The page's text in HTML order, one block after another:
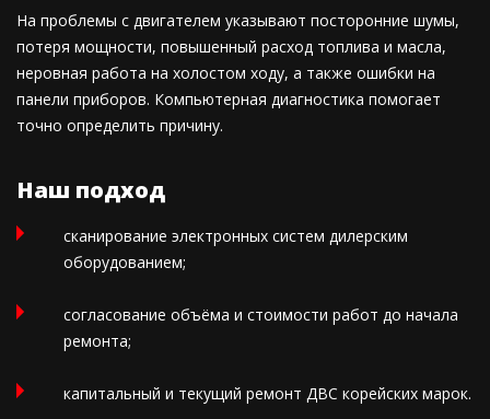
На проблемы с двигателем указывают посторонние шумы,
потеря мощности, повышенный расход топлива и масла,
неровная работа на холостом ходу, а также ошибки на
панели приборов. Компьютерная диагностика помогает
точно определить причину.
Наш подход
сканирование электронных систем дилерским
оборудованием;
согласование объёма и стоимости работ до начала
ремонта;
капитальный и текущий ремонт ДВС корейских марок.